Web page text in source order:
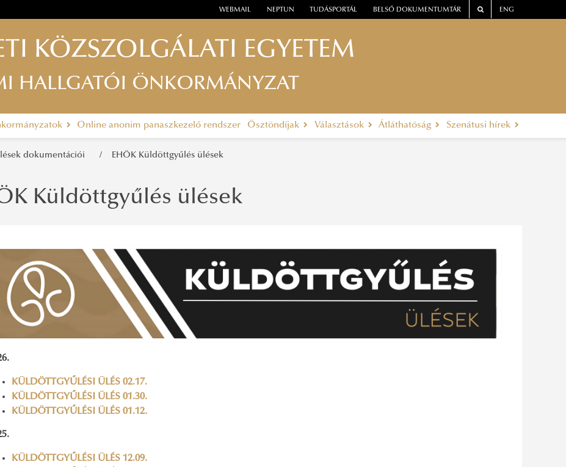
WEBMAIL NEPTUN TUDÁSPORTÁL BELSŐ DOKUMENTUMTÁR ENG
KÖZSZOLGÁLATI EGYETEM
HALLGATÓI ÖNKORMÁNYZAT
Online anonim panaszkezelő rendszer Ösztöndíjak Választások Átláthatóság Szenátusi hírek
dokumentációi EHÖK Küldöttgyűlés ülések
Küldöttgyűlés ülések
KÜLDÖTTGYŰLÉSI ÜLÉS 02.17.
KÜLDÖTTGYŰLÉSI ÜLÉS 01.30.
KÜLDÖTTGYŰLÉSI ÜLÉS 01.12.
KÜLDÖTTGYŰLÉSI ÜLÉS 12.09.